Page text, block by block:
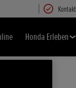
Kontakt
Honda Erleben